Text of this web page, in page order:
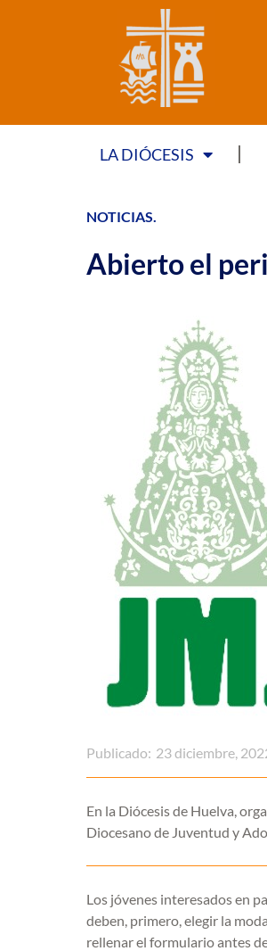
LA DIÓCESIS
NOTICIAS.
Abierto el
Publicado: 23 diciembre,
En la Diócesis de Huelva,
Diocesano de Juventud y
Los jóvenes interesados en
deben, primero, elegir la
rellenar el formulario antes